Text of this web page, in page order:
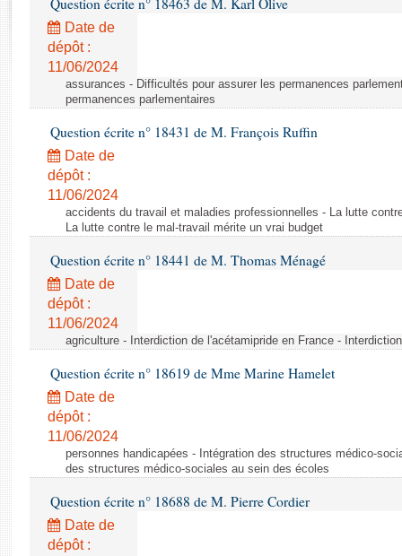
Rapports d'enquête
Rapports législatifs
Rapports sur l'application des lois
Baromètre de l’application des lois
Budget et sécurité sociale
Questions écrites et orales
Comptes rendus des débats
Question écrite n° 18463 de M. Karl Olive
Date de
dépôt :
11/06/2024
assurances - Difficultés pour assurer les permanences
permanences parlementaires
Question écrite n° 18431 de M. François Ruffin
Date de
dépôt :
11/06/2024
accidents du travail et maladies professionnelles - La lutte
La lutte contre le mal-travail mérite un vrai budget
Question écrite n° 18441 de M. Thomas Ménagé
Date de
dépôt :
11/06/2024
agriculture - Interdiction de l'acétamipride en France -
Question écrite n° 18619 de Mme Marine Hamelet
Date de
dépôt :
11/06/2024
personnes handicapées - Intégration des structures médico-
des structures médico-sociales au sein des écoles
Question écrite n° 18688 de M. Pierre Cordier
Date de
dépôt :